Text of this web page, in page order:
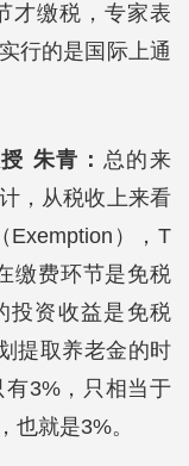
才缴税，专家表
行的是国际上通
朱青： 总的来
，从税收上来看
Exemption），T
缴费环节是免税
投资收益是免税
提取养老金的时
3%，只相当于
也就是3%。